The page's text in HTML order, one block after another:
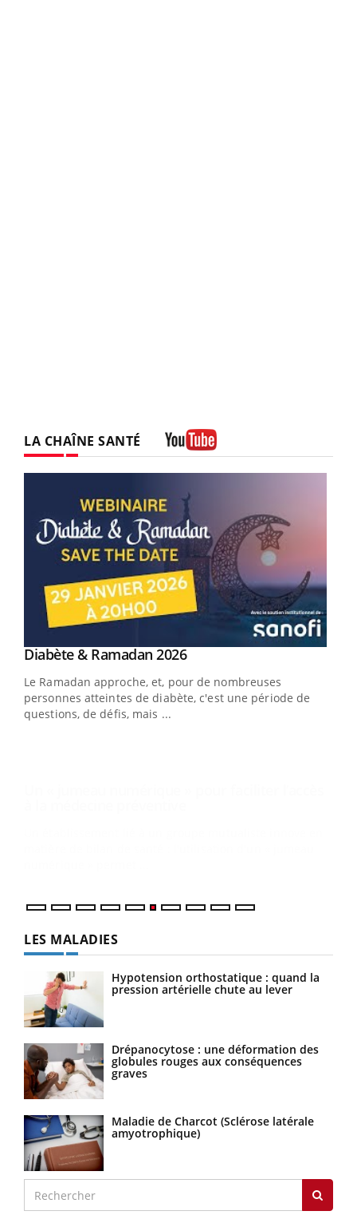
LA CHAÎNE SANTÉ
Youtube
Diabète & Ramadan 2026Youtube
Le Ramadan approche, et, pour de nombreuses
personnes atteintes de diabète, c'est une période de
questions, de défis, mais ...
Youtube
Un « jumeau numérique » pour faciliter l’accès
Un établissement lié à un groupe mutualiste innove en
matière de bilan de santé : l'utilisation d'un « jumeau
LES MALADIES
Hypotension orthostatique : quand la
pression artérielle chute au lever
Drépanocytose : une déformation des
globules rouges aux conséquences
graves
Maladie de Charcot (Sclérose latérale
amyotrophique)